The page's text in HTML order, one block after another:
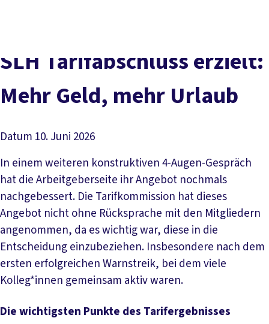
Service
Mitmachen Politik
SLH Tarifabschluss erzielt:
Mehr Geld, mehr Urlaub
Datum 10. Juni 2026
In einem weiteren konstruktiven 4-Augen-Gespräch
hat die Arbeitgeberseite ihr Angebot nochmals
nachgebessert. Die Tarifkommission hat dieses
Angebot nicht ohne Rücksprache mit den Mitgliedern
angenommen, da es wichtig war, diese in die
Entscheidung einzubeziehen. Insbesondere nach dem
ersten erfolgreichen Warnstreik, bei dem viele
Kolleg*innen gemeinsam aktiv waren.
Die wichtigsten Punkte des Tarifergebnisses